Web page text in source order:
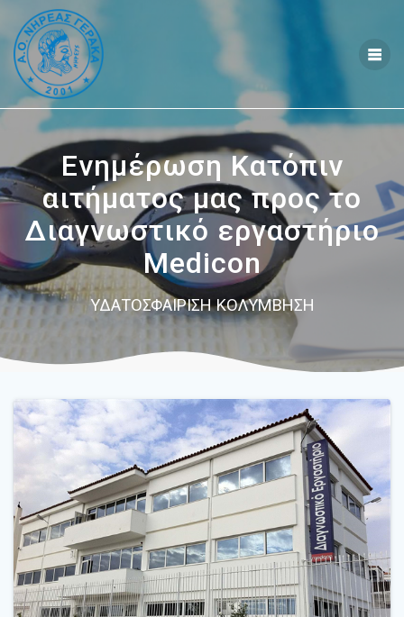
Ενημέρωση Κατόπιν
αιτήματος μας προς το
Διαγνωστικό εργαστήριο
Medicon
ΥΔΑΤΟΣΦΑΙΡΙΣΗ ΚΟΛΥΜΒΗΣΗ